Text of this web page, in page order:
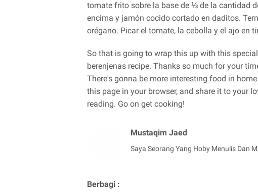
tomate frito sobre la base de ⅓ de la cantidad
encima y jamón cocido cortado en daditos.
orégano. Picar el tomate, la cebolla y el ajo en
So that is going to wrap this up with this
berenjenas recipe. Thanks so much for your
There's gonna be more interesting food in
this page in your browser, and share it to your
reading. Go on get cooking!
Mustaqim Jaed
Saya Seorang Yang Hoby Menulis Dan
Berbagi :